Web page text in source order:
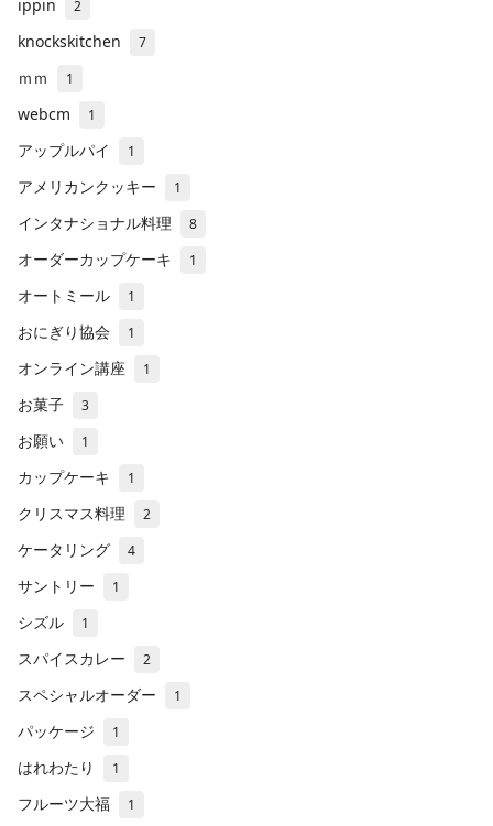
ippin 2
knockskitchen 7
ｍｍ 1
webcm 1
アップルパイ 1
アメリカンクッキー 1
インタナショナル料理 8
オーダーカップケーキ 1
オートミール 1
おにぎり協会 1
オンライン講座 1
お菓子 3
お願い 1
カップケーキ 1
クリスマス料理 2
ケータリング 4
サントリー 1
シズル 1
スパイスカレー 2
スペシャルオーダー 1
パッケージ 1
はれわたり 1
フルーツ大福 1